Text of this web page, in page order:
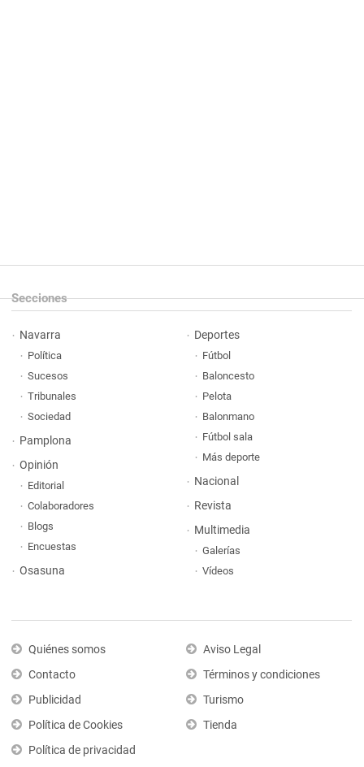
Secciones
Navarra
Política
Sucesos
Tribunales
Sociedad
Pamplona
Opinión
Editorial
Colaboradores
Blogs
Encuestas
Osasuna
Deportes
Fútbol
Baloncesto
Pelota
Balonmano
Fútbol sala
Más deporte
Nacional
Revista
Multimedia
Galerías
Vídeos
Quiénes somos
Contacto
Publicidad
Política de Cookies
Política de privacidad
Aviso Legal
Términos y condiciones
Turismo
Tienda